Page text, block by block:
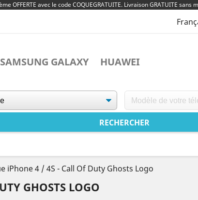
OFFERTE avec le code COQUEGRATUITE. Livraison GRATUITE sans
SAMSUNG GALAXY HUAWEI
iPhone 4 / 4S - Call Of Duty Ghosts Logo
GHOSTS LOGO